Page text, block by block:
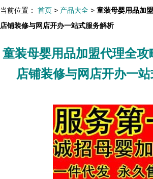
当前位置： 首页 > 产品大全 > 童装母婴用品加
店铺装修与网店开办一站式服务解析
童装母婴用品加盟代理全攻
店铺装修与网店开办一